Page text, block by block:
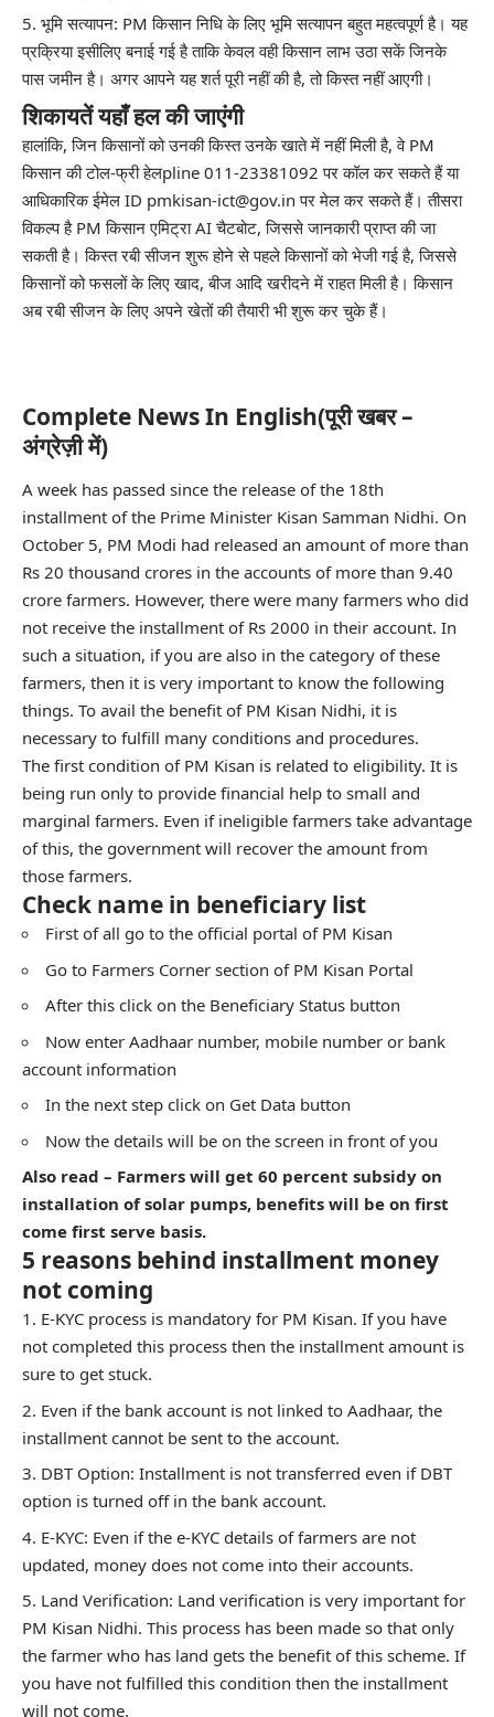
भूमि सत्यापन: PM किसान निधि के लिए भूमि सत्यापन बहुत महत्वपूर्ण है। यह
प्रक्रिया इसीलिए बनाई गई है ताकि केवल वही किसान लाभ उठा सकें जिनके
पास जमीन है। अगर आपने यह शर्त पूरी नहीं की है, तो किस्त नहीं आएगी।
शिकायतें यहाँ हल की जाएंगी
हालांकि, जिन किसानों को उनकी किस्त उनके खाते में नहीं मिली है, वे PM
किसान की टोल-फ्री हेलpline 011-23381092 पर कॉल कर सकते हैं या
आधिकारिक ईमेल ID pmkisan-ict@gov.in पर मेल कर सकते हैं। तीसरा
विकल्प है PM किसान एमिट्रा AI चैटबोट, जिससे जानकारी प्राप्त की जा
सकती है। किस्त रबी सीजन शुरू होने से पहले किसानों को भेजी गई है, जिससे
किसानों को फसलों के लिए खाद, बीज आदि खरीदने में राहत मिली है। किसान
अब रबी सीजन के लिए अपने खेतों की तैयारी भी शुरू कर चुके हैं।
Complete News In English(पूरी खबर –
अंग्रेज़ी में)
A week has passed since the release of the 18th
installment of the Prime Minister Kisan Samman Nidhi. On
October 5, PM Modi had released an amount of more than
Rs 20 thousand crores in the accounts of more than 9.40
crore farmers. However, there were many farmers who did
not receive the installment of Rs 2000 in their account. In
such a situation, if you are also in the category of these
farmers, then it is very important to know the following
things. To avail the benefit of PM Kisan Nidhi, it is
necessary to fulfill many conditions and procedures.
The first condition of PM Kisan is related to eligibility. It is
being run only to provide financial help to small and
marginal farmers. Even if ineligible farmers take advantage
of this, the government will recover the amount from
those farmers.
Check name in beneficiary list
First of all go to the official portal of PM Kisan
Go to Farmers Corner section of PM Kisan Portal
After this click on the Beneficiary Status button
Now enter Aadhaar number, mobile number or bank
account information
In the next step click on Get Data button
Now the details will be on the screen in front of you
Also read – Farmers will get 60 percent subsidy on
installation of solar pumps, benefits will be on first
come first serve basis.
5 reasons behind installment money
not coming
E-KYC process is mandatory for PM Kisan. If you have
not completed this process then the installment amount is
sure to get stuck.
Even if the bank account is not linked to Aadhaar, the
installment cannot be sent to the account.
DBT Option: Installment is not transferred even if DBT
option is turned off in the bank account.
E-KYC: Even if the e-KYC details of farmers are not
updated, money does not come into their accounts.
Land Verification: Land verification is very important for
PM Kisan Nidhi. This process has been made so that only
the farmer who has land gets the benefit of this scheme. If
you have not fulfilled this condition then the installment
will not come.